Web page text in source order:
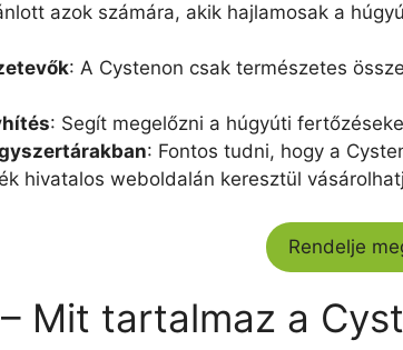
azok számára, akik hajlamosak a
: A Cystenon csak természetes
: Segít megelőzni a húgyúti
: Fontos tudni, hogy a
hivatalos weboldalán keresztül
Rendelje
Mit tartalmaz a